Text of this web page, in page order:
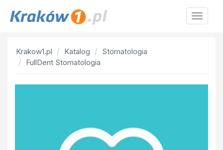
Krakow1.pl Katalog
Stomatologia
FullDent Stomatologia